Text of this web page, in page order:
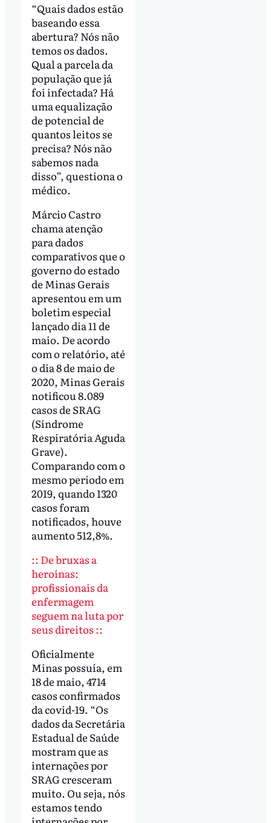
“Quais dados estão
baseando essa
abertura? Nós não
temos os dados.
Qual a parcela da
população que já
foi infectada? Há
uma equalização
de potencial de
quantos leitos se
precisa? Nós não
sabemos nada
disso”, questiona o
médico.
Márcio Castro
chama atenção
para dados
comparativos que o
governo do estado
de Minas Gerais
apresentou em um
boletim especial
lançado dia 11 de
maio. De acordo
com o relatório, até
o dia 8 de maio de
2020, Minas Gerais
notificou 8.089
casos de SRAG
(Síndrome
Respiratória Aguda
Grave).
Comparando com o
mesmo período em
2019, quando 1320
casos foram
notificados, houve
aumento 512,8%.
:: De bruxas a
heroínas:
profissionais da
enfermagem
seguem na luta por
seus direitos ::
Oficialmente
Minas possuía, em
18 de maio, 4714
casos confirmados
da covid-19. “Os
dados da Secretária
Estadual de Saúde
mostram que as
internações por
SRAG cresceram
muito. Ou seja, nós
estamos tendo